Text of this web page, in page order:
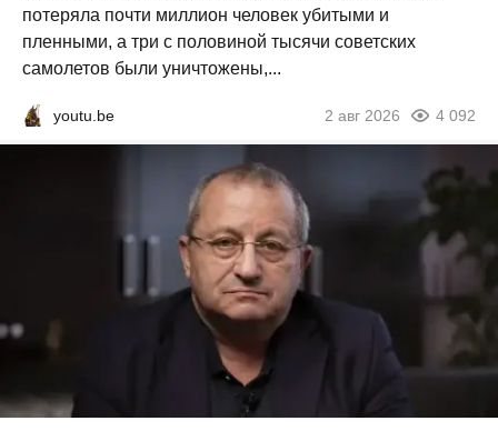
потеряла почти миллион человек убитыми и
пленными, а три с половиной тысячи советских
самолетов были уничтожены,...
youtu.be 2 авг 2026 4 092